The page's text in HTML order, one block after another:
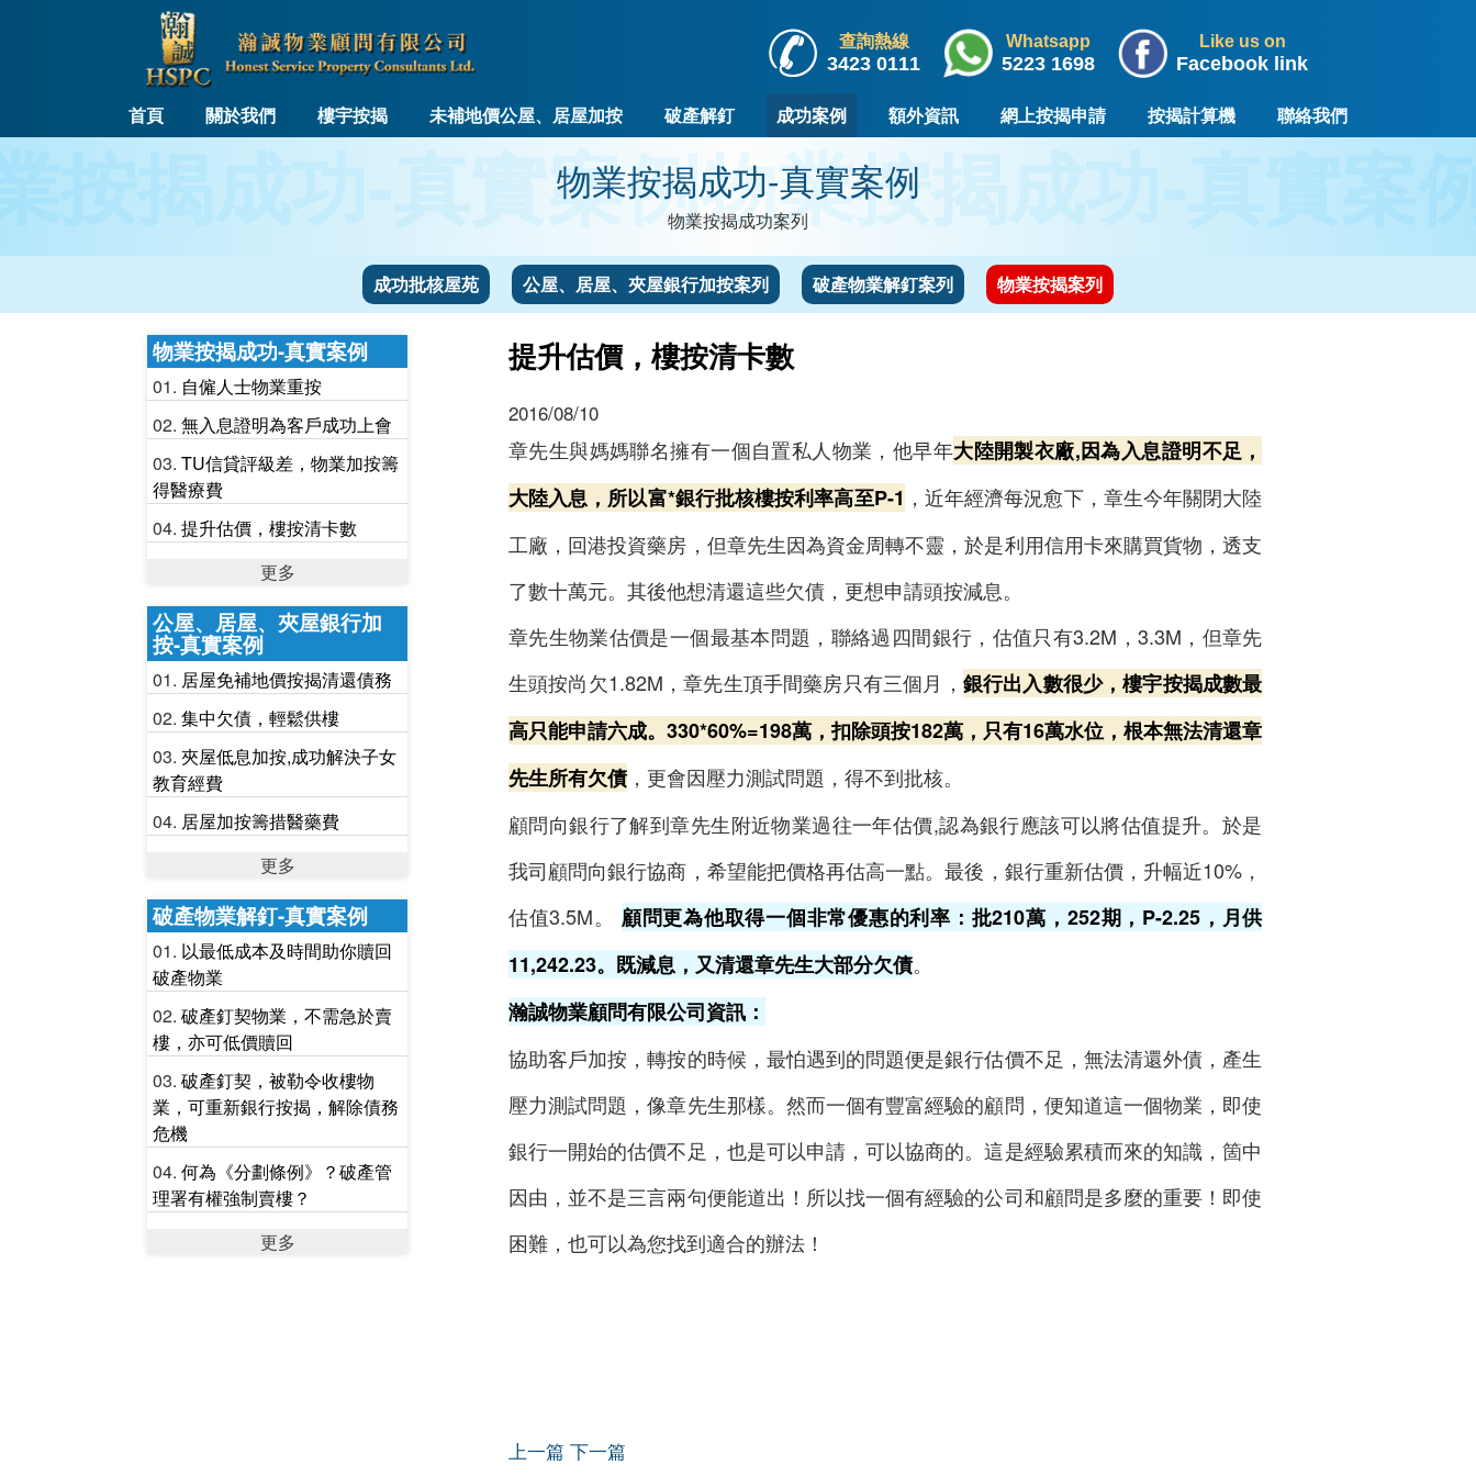
查詢熱線
3423 0111
Whatsapp
5223 1698
Like us on
Facebook link
首頁 關於我們 樓宇按揭 未補地價公屋、居屋加按 破產解釘 成功案例 額外資訊 網上按揭申請 按揭計算機 聯絡我們
物業按揭成功-真實案例
物業按揭成功案列
按揭成功-真實案例物業按揭成功-真實案
成功批核屋苑 公屋、居屋、夾屋銀行加按案列 破產物業解釘案列 物業按揭案列
物業按揭成功-真實案例
自僱人士物業重按
無入息證明為客戶成功上會
TU信貸評級差，物業加按籌
得醫療費
提升估價，樓按清卡數
更多
公屋、居屋、夾屋銀行加
按-真實案例
居屋免補地價按揭清還債務
集中欠債，輕鬆供樓
夾屋低息加按,成功解決子女
教育經費
居屋加按籌措醫藥費
更多
破產物業解釘-真實案例
以最低成本及時間助你贖回
破產物業
破產釘契物業，不需急於賣
樓，亦可低價贖回
破產釘契，被勒令收樓物
業，可重新銀行按揭，解除債務
危機
何為《分劃條例》？破產管
理署有權強制賣樓？
更多
提升估價，樓按清卡數
2016/08/10
章先生與媽媽聯名擁有一個自置私人物業，他早年大陸開製衣廠,因為入息證明不足，
大陸入息，所以富*銀行批核樓按利率高至P-1 ，近年經濟每況愈下，章生今年關閉大陸
工廠，回港投資藥房，但章先生因為資金周轉不靈，於是利用信用卡來購買貨物，透支
了數十萬元。其後他想清還這些欠債，更想申請頭按減息。
章先生物業估價是一個最基本問題，聯絡過四間銀行，估值只有3.2M，3.3M，但章先
生頭按尚欠1.82M，章先生頂手間藥房只有三個月， 銀行出入數很少，樓宇按揭成數最
高只能申請六成。330*60%=198萬，扣除頭按182萬，只有16萬水位，根本無法清還章
先生所有欠債，更會因壓力測試問題，得不到批核。
顧問向銀行了解到章先生附近物業過往一年估價,認為銀行應該可以將估值提升。於是
我司顧問向銀行協商，希望能把價格再估高一點。最後，銀行重新估價，升幅近10%，
估值3.5M。 顧問更為他取得一個非常優惠的利率：批210萬，252期，P-2.25，月供
11,242.23。既減息，又清還章先生大部分欠債。
瀚誠物業顧問有限公司資訊：
協助客戶加按，轉按的時候，最怕遇到的問題便是銀行估價不足，無法清還外債，產生
壓力測試問題，像章先生那樣。然而一個有豐富經驗的顧問，便知道這一個物業，即使
銀行一開始的估價不足，也是可以申請，可以協商的。這是經驗累積而來的知識，箇中
因由，並不是三言兩句便能道出！所以找一個有經驗的公司和顧問是多麼的重要！即使
困難，也可以為您找到適合的辦法！
上一篇 下一篇